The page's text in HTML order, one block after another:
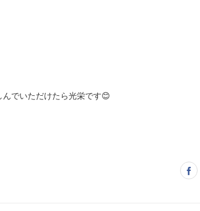
でいただけたら光栄です😊